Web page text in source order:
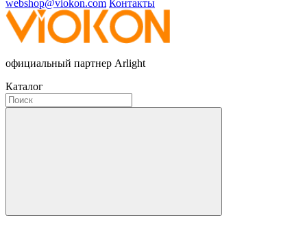
webshop@viokon.com Контакты
официальный партнер Arlight
Каталог